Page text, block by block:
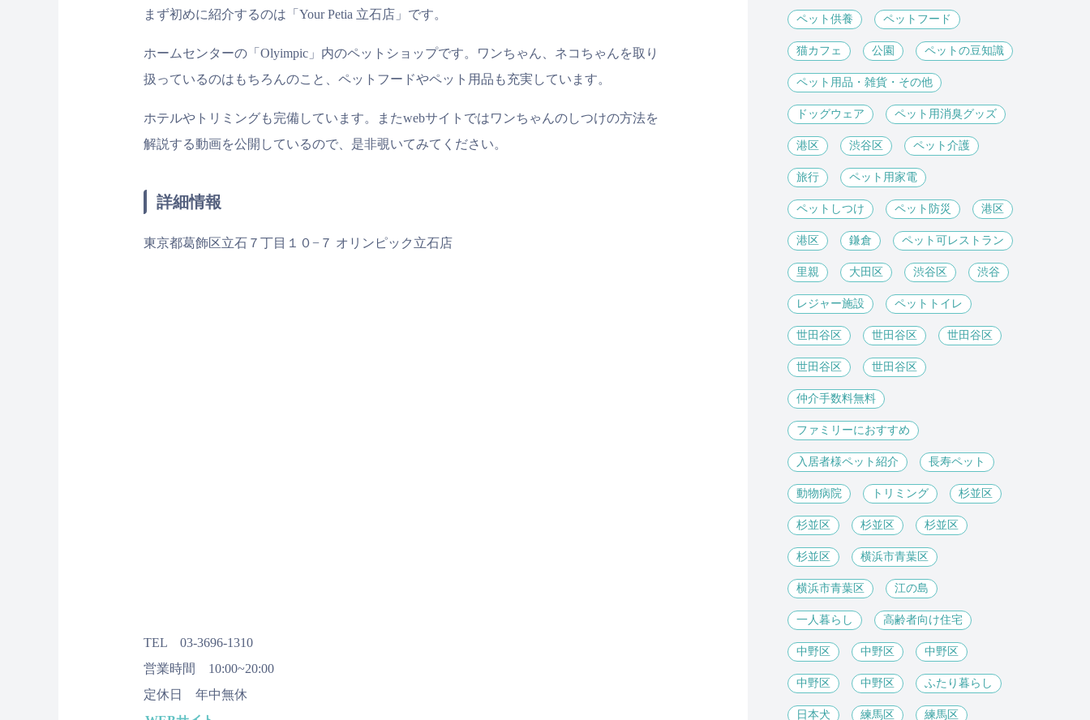
まず初めに紹介するのは「Your Petia 立石店」です。
ホームセンターの「Olyimpic」内のペットショップです。ワンちゃん、ネコちゃんを取り
扱っているのはもちろんのこと、ペットフードやペット用品も充実しています。
ホテルやトリミングも完備しています。またwebサイトではワンちゃんのしつけの方法を
解説する動画を公開しているので、是非覗いてみてください。
詳細情報
東京都葛飾区立石７丁目１０−７ オリンピック立石店
TEL 03-3696-1310
営業時間 10:00~20:00
定休日 年中無休
ペット供養 ペットフード
猫カフェ 公園 ペットの豆知識
ペット用品・雑貨・その他
ドッグウェア ペット用消臭グッズ
港区 渋谷区 ペット介護
旅行 ペット用家電
ペットしつけ ペット防災 港区
港区 鎌倉 ペット可レストラン
里親 大田区 渋谷区 渋谷
レジャー施設 ペットトイレ
世田谷区 世田谷区 世田谷区
世田谷区 世田谷区
仲介手数料無料
ファミリーにおすすめ
入居者様ペット紹介 長寿ペット
動物病院 トリミング 杉並区
杉並区 杉並区 杉並区
杉並区 横浜市青葉区
横浜市青葉区 江の島
一人暮らし 高齢者向け住宅
中野区 中野区 中野区
中野区 中野区 ふたり暮らし
日本犬 練馬区 練馬区